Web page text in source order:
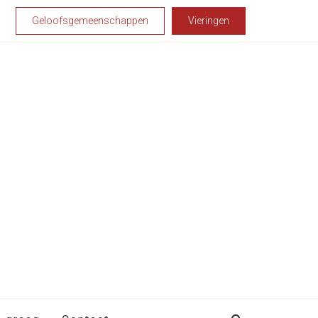
Geloofsgemeenschappen Vieringen